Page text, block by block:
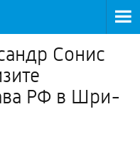
Сонис
РФ в Шри-